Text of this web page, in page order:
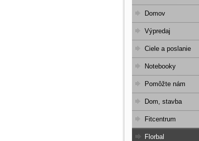
Domov
Výpredaj
Ciele a poslanie
Notebooky
Pomôžte nám
Dom, stavba
Fitcentrum
Florbal